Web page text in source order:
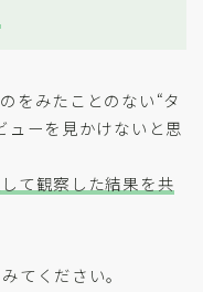
をみたことのない“タ
ューを見かけないと思
て観察した結果を共
てください。